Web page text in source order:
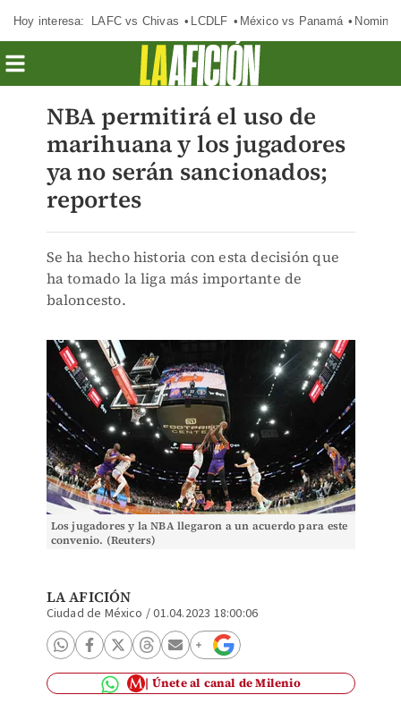
Hoy interesa: LAFC vs Chivas LCDLF México vs Panamá
NBA permitirá el uso de
marihuana y los jugadores
ya no serán sancionados;
reportes
Se ha hecho historia con esta decisión que
ha tomado la liga más importante de
baloncesto.
Los jugadores y la NBA llegaron a un acuerdo para este
convenio. (Reuters)
LA AFICIÓN
Ciudad de México /01.04.2023 18:00:06
Únete al canal de Milenio